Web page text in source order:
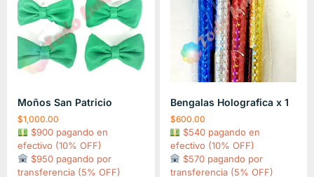
Moños San Patricio
$1,000.00
$900 pagando en
efectivo (10% OFF)
$950 pagando por
transferencia (5% OFF)
Bengalas Holografica x 1
$600.00
$540 pagando en
efectivo (10% OFF)
$570 pagando por
transferencia (5% OFF)